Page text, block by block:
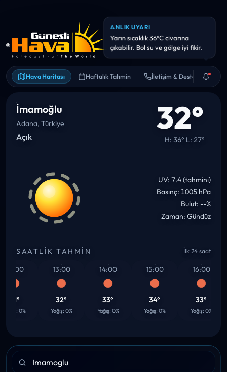
Hava Haritası Haftalık Tahmin İletişim & Destek
ANLIK UYARI
Yarın sıcaklık 36°C civarına
çıkabilir. Bol su ve gölge iyi fikir.
İmamoğlu
Adana, Türkiye
Açık 32°
H: 36° L: 27°
UV: 7.4 (tahmini)
Basınç: 1005 hPa
Bulut: --%
Zaman: Gündüz
SAATLIK TAHMIN İlk 24 saat
12:00
Yağış: 0%
13:00
32°
Yağış: 0%
14:00
33°
Yağış: 0%
15:00
34°
Yağış: 0%
16:00
33°
Yağış: 0%